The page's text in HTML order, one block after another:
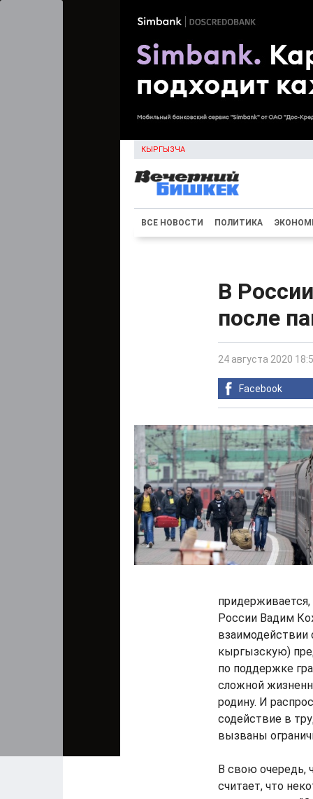
КЫРГЫЗЧА
ВСЕ НОВОСТИ ПОЛИТИКА
В
после
24 августа 2020
Facebook
России Вадим
кыргызскую)
по поддержке
сложной
родину. И
содействие в
вызваны
В свою очередь,
считает, что